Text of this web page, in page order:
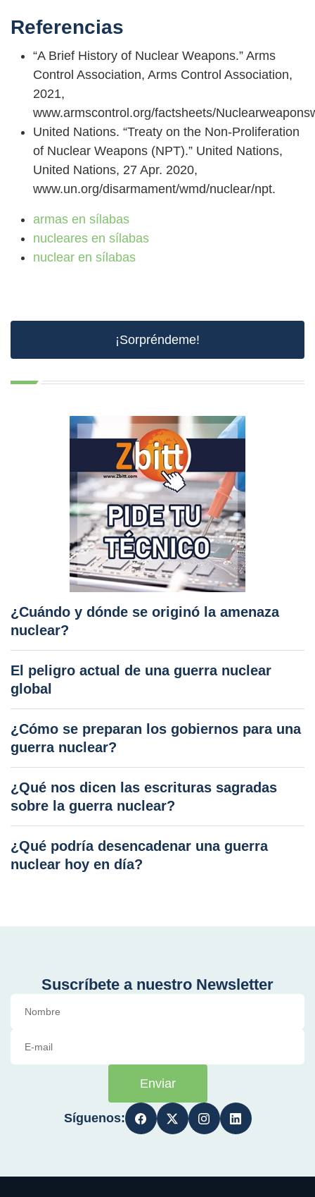
Referencias
“A Brief History of Nuclear Weapons.” Arms
Control Association, Arms Control Association,
2021,
www.armscontrol.org/factsheets/
United Nations. “Treaty on the Non-Proliferation
of Nuclear Weapons (NPT).” United Nations,
United Nations, 27 Apr. 2020,
www.un.org/disarmament/wmd/nuclear/npt.
armas en sílabas
nucleares en sílabas
nuclear en sílabas
¡Sorpréndeme!
¿Cuándo y dónde se originó la amenaza
nuclear?
El peligro actual de una guerra nuclear
global
¿Cómo se preparan los gobiernos para una
guerra nuclear?
¿Qué nos dicen las escrituras sagradas
sobre la guerra nuclear?
¿Qué podría desencadenar una guerra
nuclear hoy en día?
Suscríbete a nuestro Newsletter
Enviar
Síguenos: